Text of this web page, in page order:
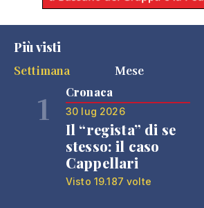
Più visti
Settimana
Mese
1 Cronaca
30 lug 2026
Il “regista” di se
stesso: il caso
Cappellari
Visto 19.187 volte